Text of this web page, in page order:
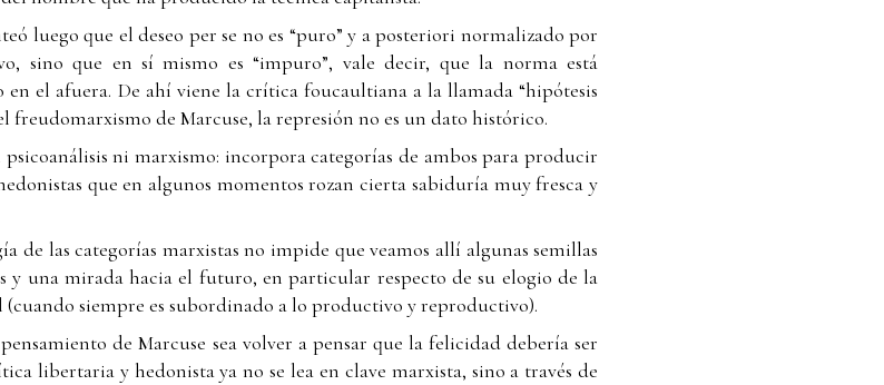
luego que el deseo per se no es “puro” y a posteriori normalizado por
sino que en sí mismo es “impuro”, vale decir, que la norma está
el afuera. De ahí viene la crítica foucaultiana a la llamada “hipótesis
freudomarxismo de Marcuse, la represión no es un dato histórico.
ni marxismo: incorpora categorías de ambos para producir
que en algunos momentos rozan cierta sabiduría muy fresca y
de las categorías marxistas no impide que veamos allí algunas semillas
y una mirada hacia el futuro, en particular respecto de su elogio de la
siempre es subordinado a lo productivo y reproductivo).
de Marcuse sea volver a pensar que la felicidad debería ser
libertaria y hedonista ya no se lea en clave marxista, sino a través de